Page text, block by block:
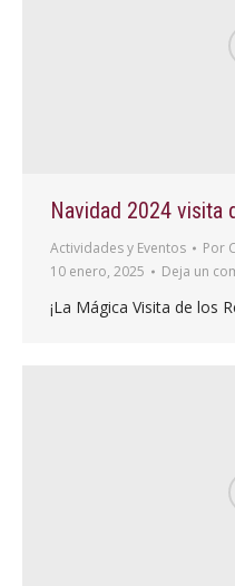
Navidad 2024 visita
Actividades y Eventos Por
10 enero, 2025
Deja un
¡La Mágica Visita de los